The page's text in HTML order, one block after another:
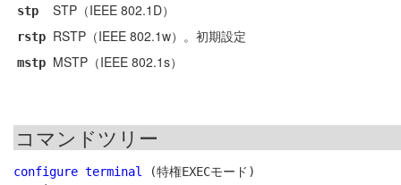
stp STP（IEEE 802.1D）
rstp RSTP（IEEE 802.1w）。初期設定
mstp MSTP（IEEE 802.1s）
コマンドツリー
configure terminal
(特権EXECモード)